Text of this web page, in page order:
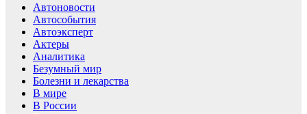
Автоновости
Автособытия
Автоэксперт
Актеры
Аналитика
Безумный мир
Болезни и лекарства
В мире
В России